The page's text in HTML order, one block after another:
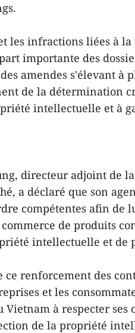
les infractions liées à
importante des
amendes s'élevant à
de la détermination
intellectuelle et à
directeur adjoint de
a déclaré que son
compétentes afin de
de produits
intellectuelle et de
ce renforcement des
et les
Vietnam à respecter
de la propriété